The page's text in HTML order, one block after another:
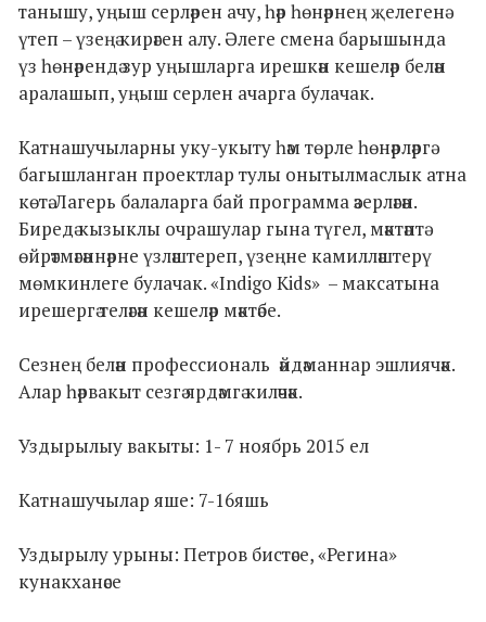
танышу, уңыш серләрен ачу, һәр һөнәрнең җелегенә
үтеп – үзеңә кирәген алу. Әлеге смена барышында
үз һөнәрендә зур уңышларга ирешкән кешеләр белән
аралашып, уңыш серлен ачарга булачак.
Катнашучыларны уку-укыту һәм төрле һөнәрләргә
багышланган проектлар тулы онытылмаслык атна
көтә. Лагерь балаларга бай программа әзерләгән.
Биредә кызыклы очрашулар гына түгел, мәктәптә
өйрәтмәгәннәрне үзләштереп, үзеңне камилләштерү
мөмкинлеге булачак. «Indigo Kids» – максатына
ирешергә теләгән кешеләр мәктәбе.
Сезнең белән профессиональ әйдәманнар эшлиячәк.
Алар һәрвакыт сезгә ярдәмгә киләчәк.
Уздырылыу вакыты: 1- 7 ноябрь 2015 ел
Катнашучылар яше: 7-16яшь
Уздырылу урыны: Петров бистәсе, «Регина»
кунакханәсе